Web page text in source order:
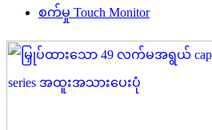
စက်မှု Touch Monitor